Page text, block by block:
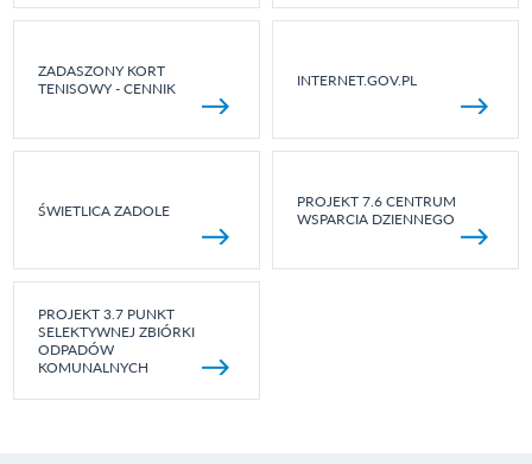
ZADASZONY KORT
TENISOWY - CENNIK
INTERNET.GOV.PL
ŚWIETLICA ZADOLE
PROJEKT 7.6 CENTRUM
WSPARCIA DZIENNEGO
PROJEKT 3.7 PUNKT
SELEKTYWNEJ ZBIÓRKI
ODPADÓW
KOMUNALNYCH